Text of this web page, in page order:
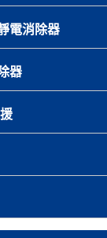
電消除器
器